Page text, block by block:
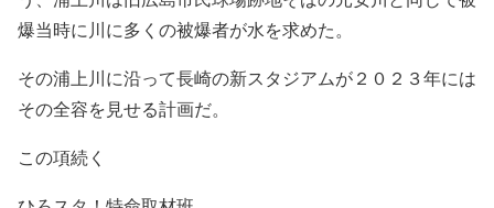
爆当時に川に多くの被爆者が水を求めた。
その浦上川に沿って長崎の新スタジアムが２０２３年には
その全容を見せる計画だ。
この項続く